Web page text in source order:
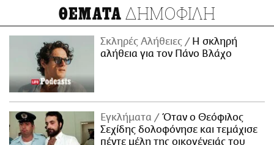
ΘΕΜΑΤΑ ΔΗΜΟΦΙΛΗ
Σκληρές Αλήθειες
H σκληρή
αλήθεια για τον Πάνο Βλάχο
Εγκλήματα
Όταν ο Θεόφιλος
Σεχίδης δολοφόνησε και τεμάχισε
πέντε μέλη της οικογένειάς του